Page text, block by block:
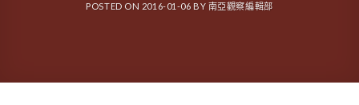
POSTED ON 2016-01-06 BY 南亞觀察編輯部